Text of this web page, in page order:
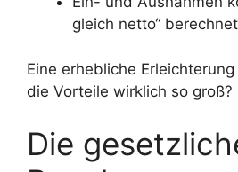
gleich netto“
Eine erhebliche
die Vorteile wirklich so groß?
Die